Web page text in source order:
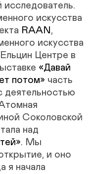
исследователь.
искусства
RAAN ,
искусства
Центре в
«Давай
потом» часть
деятельностью
Соколовской
над
. Мы
и оно
я начала